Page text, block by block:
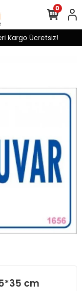
Kargo Ücretsiz!
0
cm